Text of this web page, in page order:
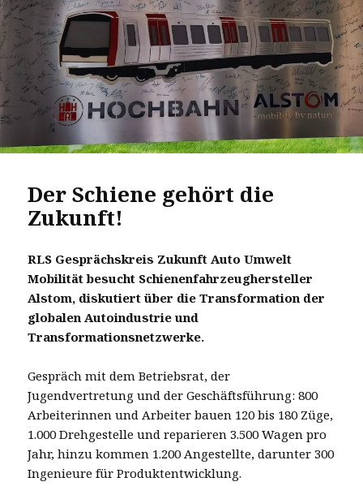
Der Schiene gehört die
Zukunft!
RLS Gesprächskreis Zukunft Auto Umwelt
Mobilität besucht Schienenfahrzeughersteller
Alstom, diskutiert über die Transformation der
globalen Autoindustrie und
Transformationsnetzwerke.
Gespräch mit dem Betriebsrat, der
Jugendvertretung und der Geschäftsführung: 800
Arbeiterinnen und Arbeiter bauen 120 bis 180 Züge,
1.000 Drehgestelle und reparieren 3.500 Wagen pro
Jahr, hinzu kommen 1.200 Angestellte, darunter 300
Ingenieure für Produktentwicklung.